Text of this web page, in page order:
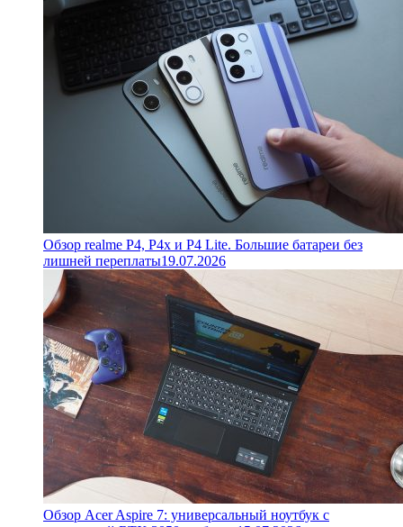
Обзор realme P4, P4x и P4 Lite. Большие батареи без
лишней переплаты19.07.2026
Обзор Acer Aspire 7: универсальный ноутбук с